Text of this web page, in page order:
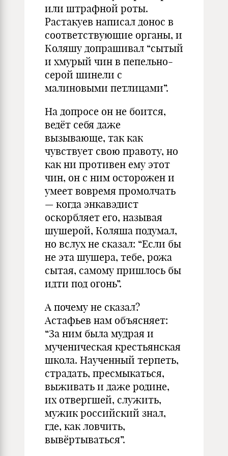
или штрафной роты.
Растакуев написал донос в
соответствующие органы, и
Коляшу допрашивал “сытый
и хмурый чин в пепельно-
серой шинели с
малиновыми петлицами”.
На допросе он не боится,
ведёт себя даже
вызывающе, так как
чувствует свою правоту, но
как ни противен ему этот
чин, он с ним осторожен и
умеет вовремя промолчать
— когда энкавэдист
оскорбляет его, называя
шушерой, Коляша подумал,
но вслух не сказал: “Если бы
не эта шушера, тебе, рожа
сытая, самому пришлось бы
идти под огонь”.
А почему не сказал?
Астафьев нам объясняет:
“За ним была мудрая и
мученическая крестьянская
школа. Наученный терпеть,
страдать, пресмыкаться,
выживать и даже родине,
их отвергшей, служить,
мужик российский знал,
где, как ловчить,
вывёртываться”.